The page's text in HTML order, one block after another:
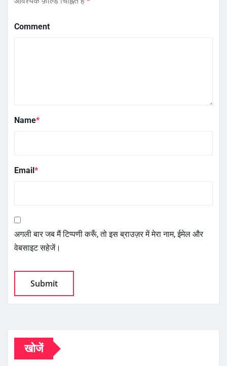
Comment
Name*
Email*
अगली बार जब मैं टिप्पणी करूँ, तो इस ब्राउज़र में मेरा नाम, ईमेल और
वेबसाइट सहेजें।
खोजें